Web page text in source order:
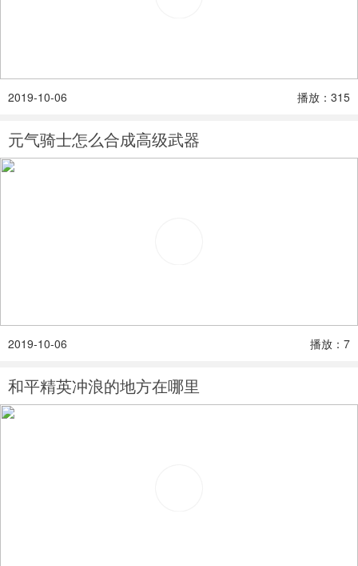
2019-10-06 播放：315
元气骑士怎么合成高级武器
2019-10-06 播放：7
和平精英冲浪的地方在哪里